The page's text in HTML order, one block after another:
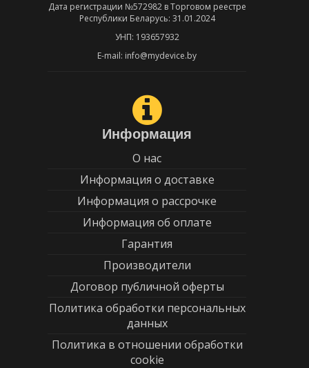
Дата регистрации №572982 в Торговом реестре
Республики Беларусь: 31.01.2024
УНП: 193657932
E-mail: info@mydevice.by
Информация
О нас
Информация о доставке
Информация о рассрочке
Информация об оплате
Гарантия
Производители
Договор публичной оферты
Политика обработки персональных
данных
Политика в отношении обработки
cookie